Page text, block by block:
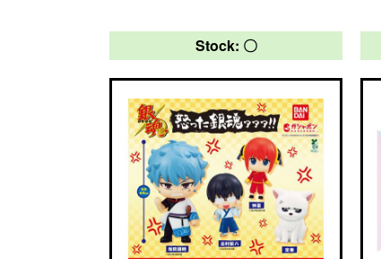
Stock: 〇